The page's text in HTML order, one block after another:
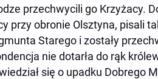
przechwycili go Krzyżacy.
przy obronie Olsztyna, pisali
Starego i zostały
nie dotarła do rąk
się o upadku Dobrego